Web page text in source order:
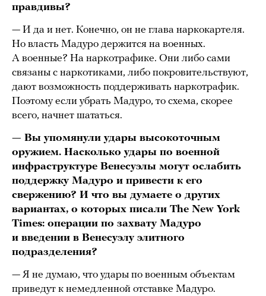
правдивы?
— И да и нет. Конечно, он не глава наркокартеля.
Но власть Мадуро держится на военных.
А военные? На наркотрафике. Они либо сами
связаны с наркотиками, либо покровительствуют,
дают возможность поддерживать наркотрафик.
Поэтому если убрать Мадуро, то схема, скорее
всего, начнет шататься.
— Вы упомянули удары высокоточным
оружием. Насколько удары по военной
инфраструктуре Венесуэлы могут ослабить
поддержку Мадуро и привести к его
свержению? И что вы думаете о других
вариантах, о которых писали The New York
Times: операции по захвату Мадуро
и введении в Венесуэлу элитного
подразделения?
— Я не думаю, что удары по военным объектам
приведут к немедленной отставке Мадуро.